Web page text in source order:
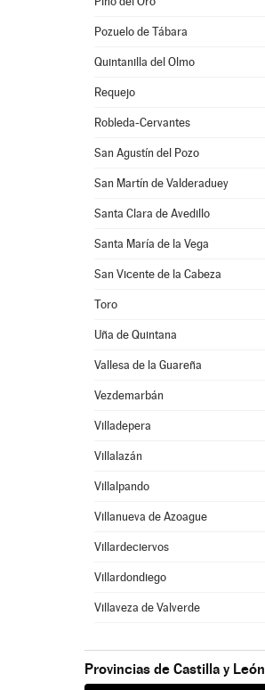
Pozuelo de Tábara
Quintanilla del Olmo
Requejo
Robleda-Cervantes
San Agustín del Pozo
San Martín de Valderaduey
Santa Clara de Avedillo
Santa María de la Vega
San Vicente de la Cabeza
Toro
Uña de Quintana
Vallesa de la Guareña
Vezdemarbán
Villadepera
Villalazán
Villalpando
Villanueva de Azoague
Villardeciervos
Villardondiego
Villaveza de Valverde
Provincias de Castilla y León